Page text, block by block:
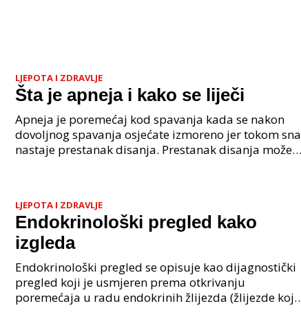
LJEPOTA I ZDRAVLJE
Šta je apneja i kako se liječi
Apneja je poremećaj kod spavanja kada se nakon
dovoljnog spavanja osjećate izmoreno jer tokom sna
nastaje prestanak disanja. Prestanak disanja može
LJEPOTA I ZDRAVLJE
Endokrinološki pregled kako
izgleda
Endokrinološki pregled se opisuje kao dijagnostički
pregled koji je usmjeren prema otkrivanju
poremećaja u radu endokrinih žlijezda (žlijezde koje